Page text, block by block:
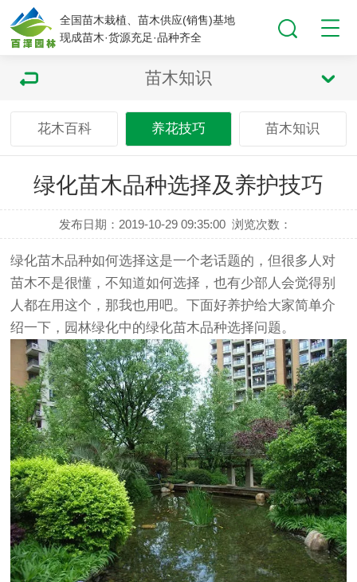
全国苗木栽植、苗木供应(销售)基地
现成苗木·货源充足·品种齐全
苗木知识
花木百科 养花技巧 苗木知识
绿化苗木品种选择及养护技巧
发布日期：2019-10-29 09:35:00 浏览次数：
绿化苗木品种如何选择这是一个老话题的，但很多人对
苗木不是很懂，不知道如何选择，也有少部人会觉得别
人都在用这个，那我也用吧。下面好养护给大家简单介
绍一下，园林绿化中的绿化苗木品种选择问题。